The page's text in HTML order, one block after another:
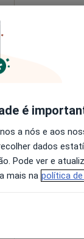
Hoje
8 Ago
é
a nós e aos
dados
Pode ver e
mais na política